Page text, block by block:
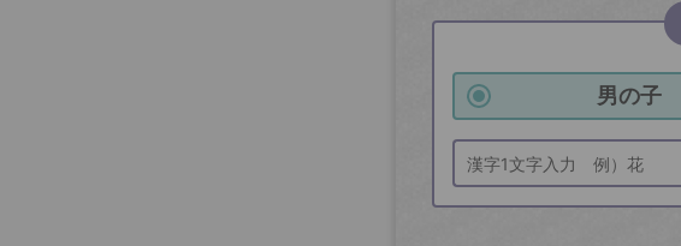
男の子